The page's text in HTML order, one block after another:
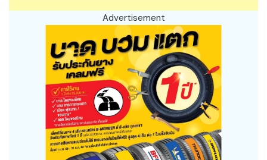
Advertisement